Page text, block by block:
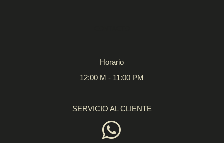
Horario
12:00 M - 11:00 PM
SERVICIO AL CLIENTE